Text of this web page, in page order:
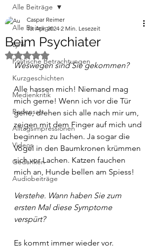
Alle Beiträge
Lyrik
Politische Betrachtungen
Kurzgeschichten
Medienkritik
Redensart
Alltagsimpressionen
Videos
Gedanken
Audiobeiträge
Alle Beiträge
Beim Psychiater
Caspar Reimer
10. Apr. 2024 2 Min. Lesezeit
Mit NaN von 5 Sternen bewertet.
Weswegen sind Sie gekommen?
Alle hassen mich! Niemand mag
mich gerne! Wenn ich vor die Tür
gehe, drehen sich alle nach mir um,
zeigen mit dem Finger auf mich und
beginnen zu lachen. Ja sogar die
Vögel in den Baumkronen krümmen
sich vor Lachen. Katzen fauchen
mich an, Hunde bellen am Spiess!
Verstehe. Wann haben Sie zum
ersten Mal diese Symptome
verspürt?
Es kommt immer wieder vor.